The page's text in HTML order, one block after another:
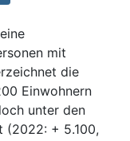
mit
die
Einwohnern
unter den
(2022: + 5.100,